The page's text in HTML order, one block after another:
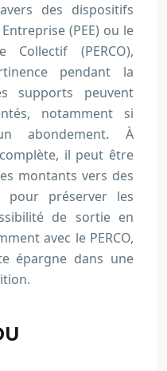
des dispositifs
(PEE) ou le
Collectif (PERCO),
pendant la
supports peuvent
notamment si
abondement. À
il peut être
montants vers des
pour préserver les
de sortie en
avec le PERCO,
épargne dans une